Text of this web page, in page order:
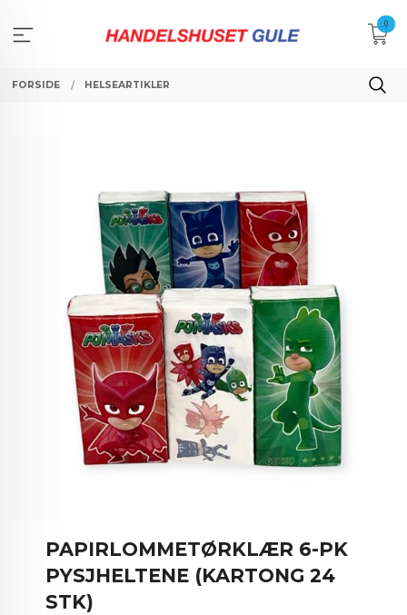
innholdet
0
FORSIDE HELSEARTIKLER
PAPIRLOMMETØRKLÆR 6-PK
PYSJHELTENE (KARTONG 24
STK)